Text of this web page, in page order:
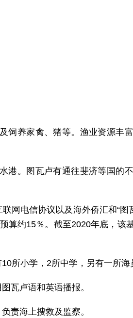
饲养家禽、猪等。渔业资源丰
港。图瓦卢有通往斐济等国的
网电信协议以及海外侨汇和“图
算约15％。截至2020年底，该
所小学，2所中学，另有一所海
瓦卢语和英语播报。
责海上搜救及监察。